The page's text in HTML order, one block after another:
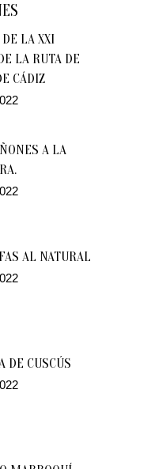
LA XXI
LA RUTA DE
CÁDIZ
A LA
AL NATURAL
DE CUSCÚS